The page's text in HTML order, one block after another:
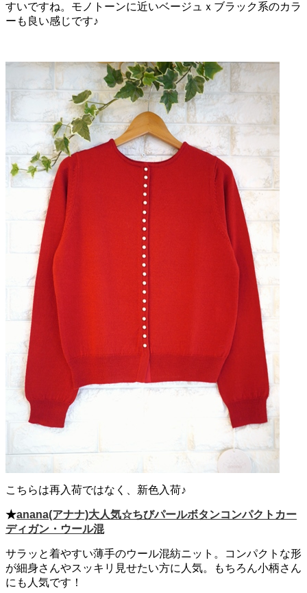
すいですね。モノトーンに近いベージュｘブラック系のカラ
ーも良い感じです♪
こちらは再入荷ではなく、新色入荷♪
★anana(アナナ)大人気☆ちびパールボタンコンパクトカー
ディガン・ウール混
サラッと着やすい薄手のウール混紡ニット。コンパクトな形
が細身さんやスッキリ見せたい方に人気。もちろん小柄さん
にも人気です！